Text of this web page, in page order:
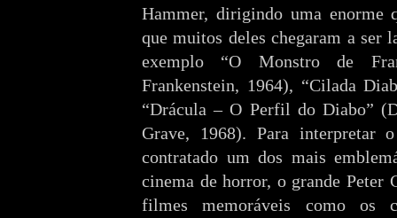
Hammer, dirigindo uma enorme
que muitos deles chegaram a ser
exemplo “O Monstro de
Frankenstein, 1964), “Cilada
“Drácula – O Perfil do Diabo”
Grave, 1968). Para interpretar
contratado um dos mais
cinema de horror, o grande Peter
filmes memoráveis como os